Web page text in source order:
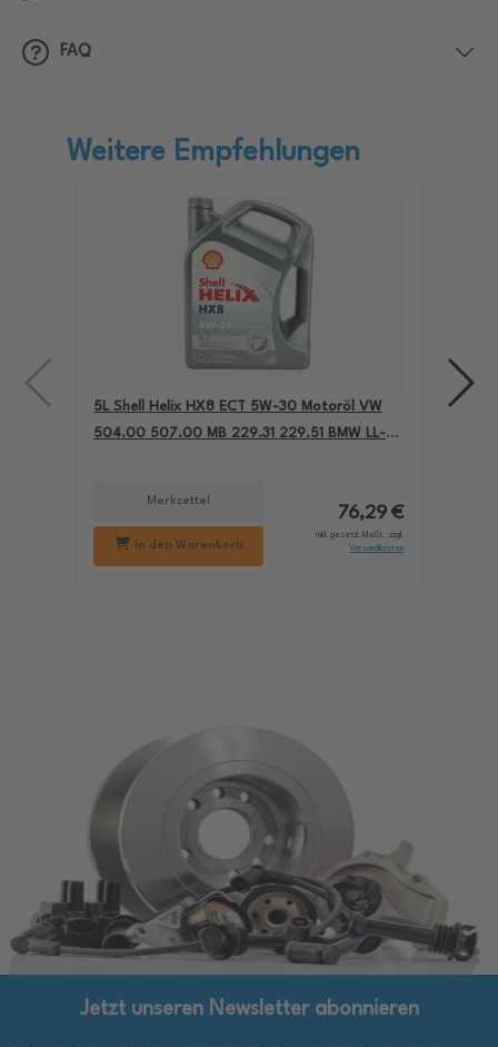
FAQ
Weitere Empfehlungen
5L Shell Helix HX8 ECT 5W-30 Motoröl VW
504.00 507.00 MB 229.31 229.51 BMW LL-04
Merkzettel
In den Warenkorb
76,29 €
inkl. gesetzl. MwSt., zzgl.
Versandkosten
Jetzt unseren Newsletter abonnieren